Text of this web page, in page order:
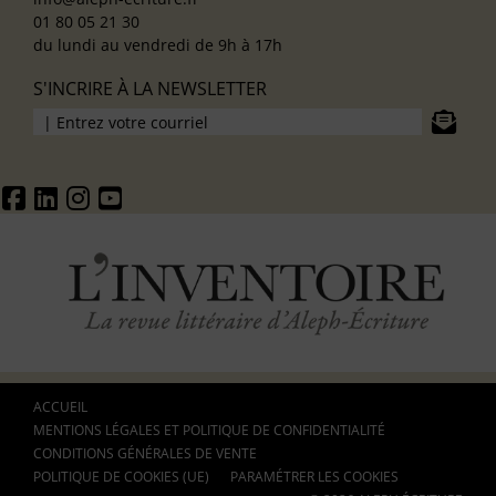
01 80 05 21 30
du lundi au vendredi de 9h à 17h
S'INCRIRE À LA NEWSLETTER
ACCUEIL
MENTIONS LÉGALES ET POLITIQUE DE CONFIDENTIALITÉ
CONDITIONS GÉNÉRALES DE VENTE
POLITIQUE DE COOKIES (UE)
PARAMÉTRER LES COOKIES